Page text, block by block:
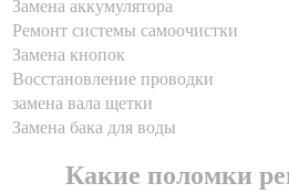
Замена аккумулятора
Ремонт системы самоочистки
Замена кнопок
Восстановление проводки
замена вала щетки
Замена бака для воды
Какие поломки